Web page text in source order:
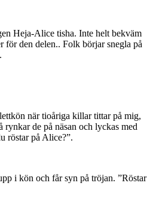
Heja-Alice tisha. Inte helt bekväm
för den delen.. Folk börjar snegla på
när tioåriga killar tittar på mig,
de på näsan och lyckas med
röstar på Alice?”.
i kön och får syn på tröjan. ”Röstar